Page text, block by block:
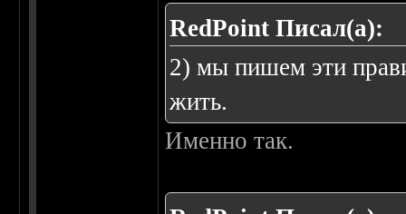
RedPoint Писал(а):
2) мы пишем эти
жить.
Именно так.